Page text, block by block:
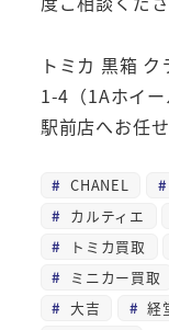
トミカ 黒箱
1-4（1Aホイ
駅前店へお任
CHANEL
カルティエ
トミカ買取
ミニカー買取
大吉
経